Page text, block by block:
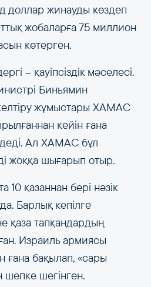
доллар жинауды көздеп
жобаларға 75 миллион
көтерген.
– қауіпсіздік мәселесі.
Биньямин
жұмыстары ХАМАС
кейін ғана
Ал ХАМАС бұл
жоққа шығарып отыр.
10 қазаннан бері нәзік
Барлық кепілге
қаза тапқандардың
Израиль армиясы
бақылап, «сары
шепке шегінген.